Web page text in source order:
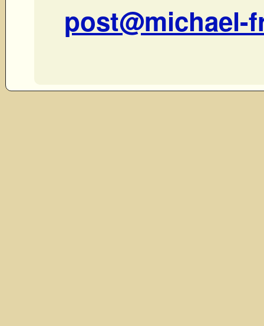
post@michael-